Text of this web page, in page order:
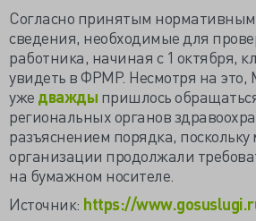
Согласно принятым нормативным
сведения, необходимые для
работника, начиная с 1 октября,
увидеть в ФРМР. Несмотря на это,
уже дважды пришлось
региональных органов
разъяснением порядка,
организации продолжали
на бумажном носителе.
Источник: https://